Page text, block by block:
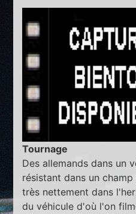
Tournage
Des allemands dans un
résistant dans un
très nettement dans
du véhicule d'où l'on